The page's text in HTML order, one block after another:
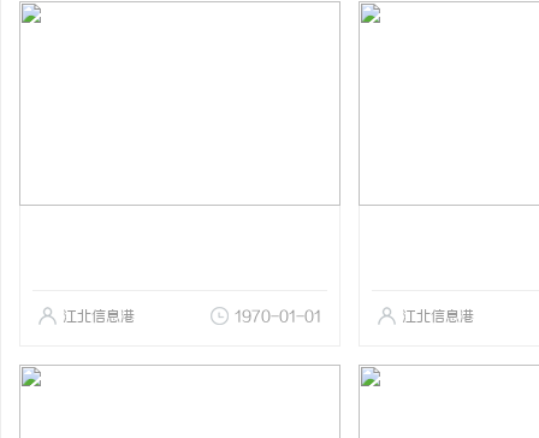
江北信息港 1970-01-01 江北信息港